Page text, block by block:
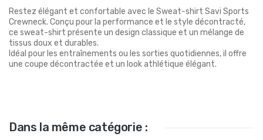
Restez élégant et confortable avec le Sweat-shirt Savi Sports
Crewneck. Conçu pour la performance et le style décontracté,
ce sweat-shirt présente un design classique et un mélange de
tissus doux et durables.
Idéal pour les entraînements ou les sorties quotidiennes, il offre
une coupe décontractée et un look athlétique élégant.
Dans la même catégorie :